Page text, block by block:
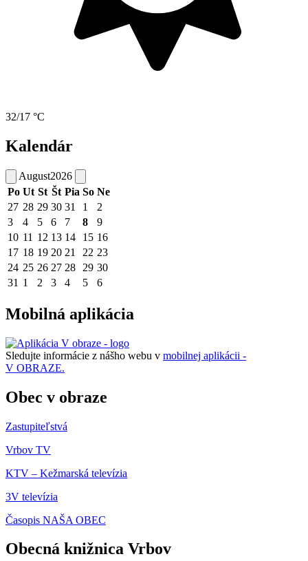
32/17 °C
Kalendár
August2026
Po Ut St Št Pia So Ne
27 28 29 30 31 1
2
3
4 5 6 7 8
9
10 11 12 13 14 15 16
17 18 19 20 21 22 23
24 25 26 27 28 29 30
31 1 2 3 4 5 6
Mobilná aplikácia
Sledujte informácie z nášho webu v mobilnej aplikácii -
V OBRAZE.
Obec v obraze
Zastupiteľstvá
Vrbov TV
KTV – Kežmarská televízia
3V televízia
Časopis NAŠA OBEC
Obecná knižnica Vrbov